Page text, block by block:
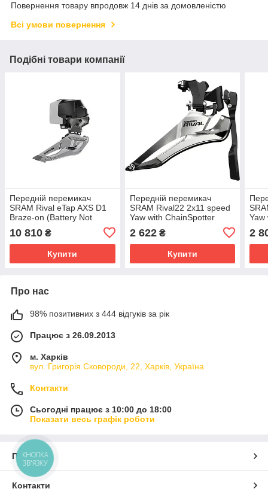
Повернення товару впродовж 14 днів за домовленістю
Всі умови повернення
Подібні товари компанії
Передній перемикач
SRAM Rival eTap AXS D1
Braze-on (Battery Not
10 810 ₴
Купити
Передній перемикач
SRAM Rival22 2x11 speed
Yaw with ChainSpotter
Bottom Pull Black B1
2 622₴
Купити
Yaw
2
Про нас
98% позитивних з 444 відгуків за рік
Працює з 26.09.2013
м. Харків
вул. Григорія Сковороди, 22, Харків, Україна
Контакти
Сьогодні працює з 10:00 до 18:00
Показати весь графік роботи
Про нас
Контакти
КНОПКА
ЗВ'ЯЗКУ